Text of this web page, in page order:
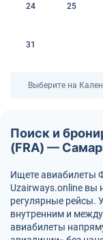
24 25
31
Выберите на
Поиск и
(FRA) —
Ищете авиабилеты
Uzairways.online вы
регулярные рейсы.
внутренним и
авиабилеты